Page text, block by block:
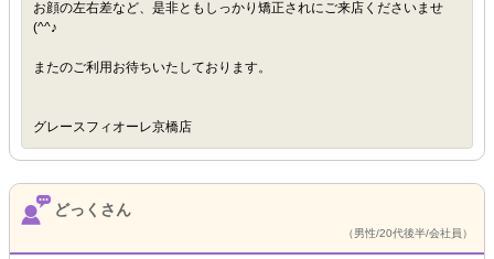
お顔の左右差など、是非ともしっかり矯正されにご来店くださいませ
(^^♪
またのご利用お待ちいたしております。
グレースフィオーレ京橋店
どっくさん
（男性/20代後半/会社員）